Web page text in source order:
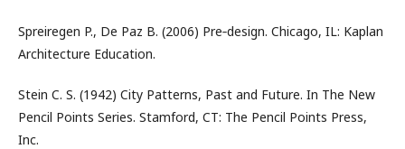
Spreiregen P., De Paz B. (2006) Pre‑design. Chicago, IL: Kaplan
Architecture Education.
Stein C. S. (1942) City Patterns, Past and Future. In The New
Pencil Points Series. Stamford, CT: The Pencil Points Press,
Inc.